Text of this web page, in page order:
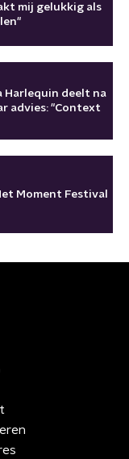
mij gelukkig als
Harlequin deelt na
advies: "Context
Moment Festival